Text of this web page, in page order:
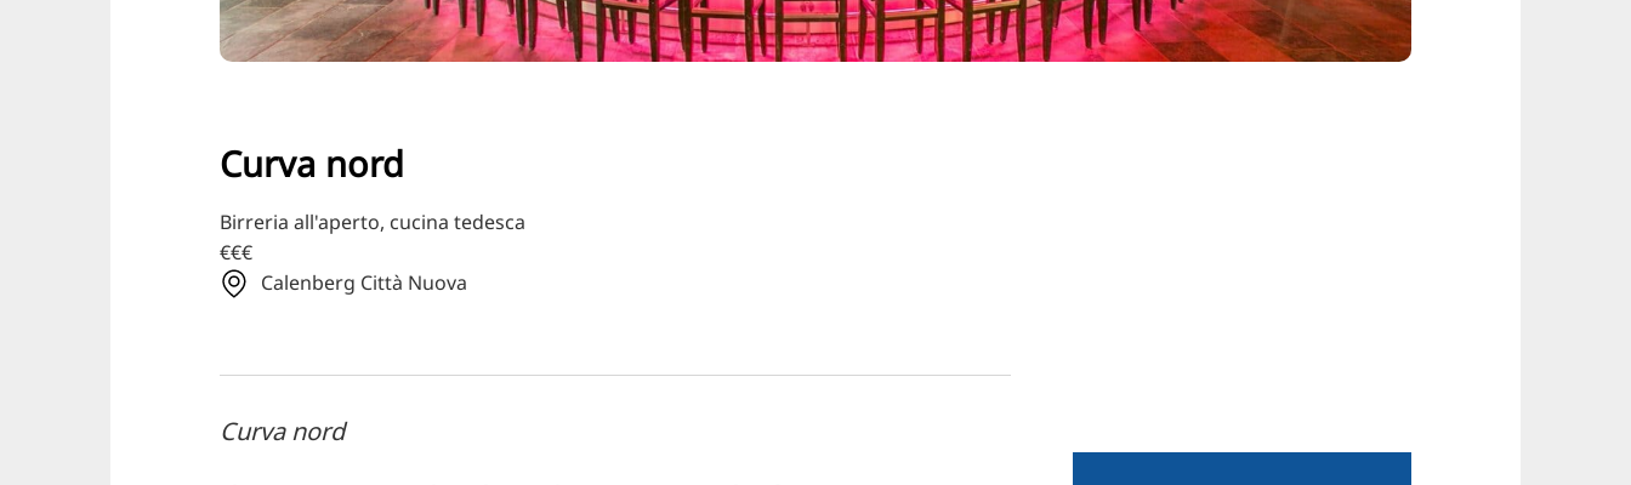
Curva nord
Birreria all'aperto, cucina tedesca
€€€
Calenberg Città Nuova
Curva nord